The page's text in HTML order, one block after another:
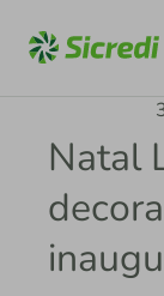
Natal